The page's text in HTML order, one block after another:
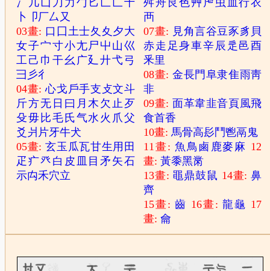
冫
几 凵 刀 力 勹 匕 匚匸十
卜
卩厂厶 又
03畫: 口 囗 土士夂 夊 夕大
女子宀寸小尢尸 屮 山巛
工 己 巾 干幺 广廴廾弋弓
彐 彡彳
04畫:心戈 戶手支 攴文斗
斤方无 日 曰 月木 欠止 歹
殳毋 比毛 氏气水 火 爪父
爻 爿 片牙牛犬
05畫:玄玉 瓜瓦甘生用 田
疋 疒癶 白 皮 目矛 矢石
示禸禾穴立
舛舟 艮色艸 虍 虫 血行衣
襾
07畫: 見角言谷豆豕豸 貝
赤走 足身車辛辰 辵 邑酉
釆里
08畫: 金長門 阜隶隹雨靑
非
09畫: 面革韋韭音頁風飛
食首香
10畫:馬骨高髟 鬥鬯鬲 鬼
11畫: 魚鳥 鹵 鹿麥 麻 12
畫:黃黍黑黹
13畫: 黽鼎鼓鼠 14畫:鼻
齊
15畫:齒 16畫:龍龜 17
畫:龠